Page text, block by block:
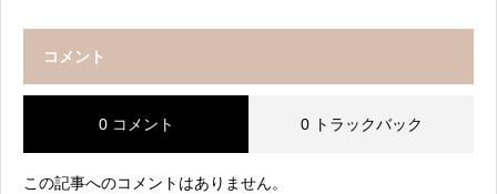
コメント
0 コメント 0 トラックバック
この記事へのコメントはありません。